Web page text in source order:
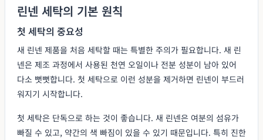
린넨 세탁의 기본 원칙
첫 세탁의 중요성
새 린넨 제품을 처음 세탁할 때는 특별한 주의가 필요합니다. 새 린
넨은 제조 과정에서 사용된 천연 오일이나 전분 성분이 남아 있어
다소 뻣뻣합니다. 첫 세탁으로 이런 성분을 제거하면 린넨이 부드러
워지기 시작합니다.
첫 세탁은 단독으로 하는 것이 좋습니다. 새 린넨은 여분의 섬유가
빠질 수 있고, 약간의 색 빠짐이 있을 수 있기 때문입니다. 특히 진한